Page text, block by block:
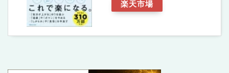
楽天市場